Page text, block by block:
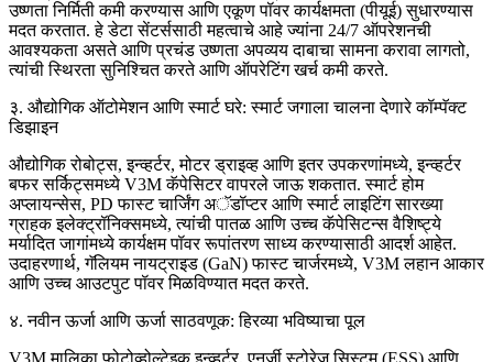
उष्णता निर्मिती कमी करण्यास आणि एकूण पॉवर कार्यक्षमता (पीयूई) सुधारण्यास
मदत करतात. हे डेटा सेंटर्ससाठी महत्वाचे आहे ज्यांना 24/7 ऑपरेशनची
आवश्यकता असते आणि प्रचंड उष्णता अपव्यय दाबाचा सामना करावा लागतो,
त्यांची स्थिरता सुनिश्चित करते आणि ऑपरेटिंग खर्च कमी करते.
३. औद्योगिक ऑटोमेशन आणि स्मार्ट घरे: स्मार्ट जगाला चालना देणारे कॉम्पॅक्ट
डिझाइन
औद्योगिक रोबोट्स, इन्व्हर्टर, मोटर ड्राइव्ह आणि इतर उपकरणांमध्ये, इन्व्हर्टर
बफर सर्किट्समध्ये V3M कॅपेसिटर वापरले जाऊ शकतात. स्मार्ट होम
अप्लायन्सेस, PD फास्ट चार्जिंग अॅडॉप्टर आणि स्मार्ट लाइटिंग सारख्या
ग्राहक इलेक्ट्रॉनिक्समध्ये, त्यांची पातळ आणि उच्च कॅपेसिटन्स वैशिष्ट्ये
मर्यादित जागांमध्ये कार्यक्षम पॉवर रूपांतरण साध्य करण्यासाठी आदर्श आहेत.
उदाहरणार्थ, गॅलियम नायट्राइड (GaN) फास्ट चार्जरमध्ये, V3M लहान आकार
आणि उच्च आउटपुट पॉवर मिळविण्यात मदत करते.
४. नवीन ऊर्जा आणि ऊर्जा साठवणूक: हिरव्या भविष्याचा पूल